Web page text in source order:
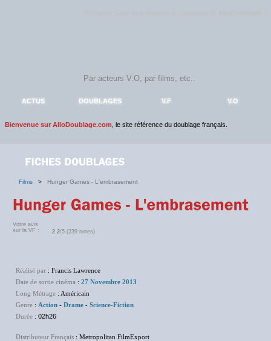
ACTUS DOUBLAGES V.F V.O
Bienvenue sur AlloDoublage.com , le site référence du doublage français.
Films > Hunger Games - L'embrasement
Votre avis
sur la VF :
2.2/5 (239 notes)
Réalisé par : Francis Lawrence
Date de sortie cinéma : 27 Novembre 2013
Long Métrage : Américain
Genre : Action - Drame - Science-Fiction
Durée : 02h26
Distributeur Français : Metropolitan FilmExport